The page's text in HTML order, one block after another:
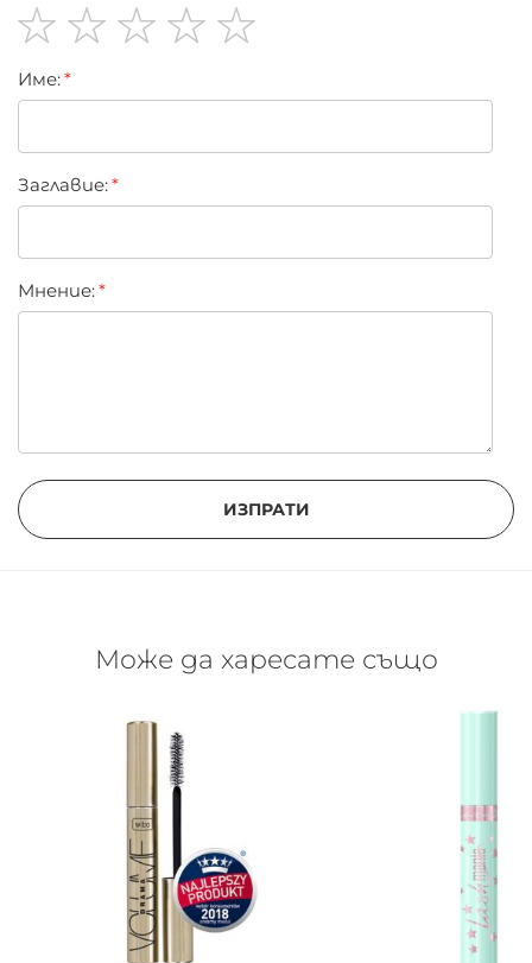
star
stars
stars
stars
stars
Име:
Заглавиe:
Мнение:
ИЗПРАТИ
Може да харесате също